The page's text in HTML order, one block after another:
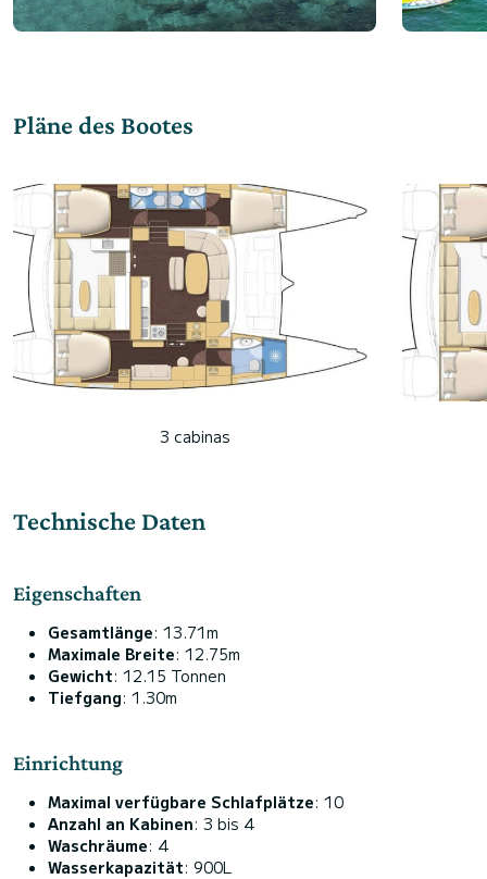
Pläne des Bootes
3 cabinas
Technische Daten
Eigenschaften
Gesamtlänge: 13.71m
Maximale Breite: 12.75m
Gewicht: 12.15 Tonnen
Tiefgang: 1.30m
Einrichtung
Maximal verfügbare Schlafplätze: 10
Anzahl an Kabinen: 3 bis 4
Waschräume: 4
Wasserkapazität: 900L